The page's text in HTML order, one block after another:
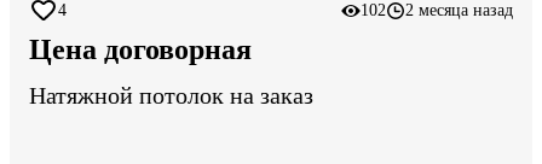
4 102 2 месяца назад
Цена договорная
Натяжной потолок на заказ